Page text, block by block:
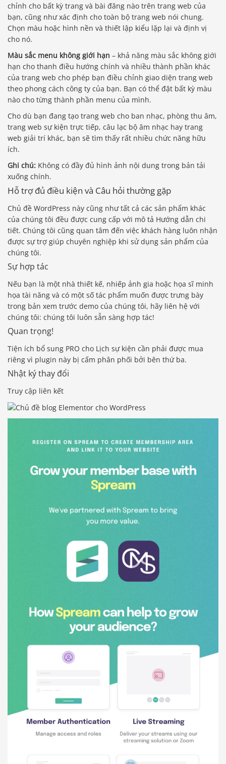
chỉnh cho bất kỳ trang và bài đăng nào trên trang web của
bạn, cũng như xác định cho toàn bộ trang web nói chung.
Chọn màu hoặc hình nền và thiết lập kiểu lặp lại và định vị
cho nó.
Màu sắc menu không giới hạn – khả năng màu sắc không giới
hạn cho thanh điều hướng chính và nhiều thành phần khác
của trang web cho phép bạn điều chỉnh giao diện trang web
theo phong cách công ty của bạn. Bạn có thể đặt bất kỳ màu
nào cho từng thành phần menu của mình.
Cho dù bạn đang tạo trang web cho ban nhạc, phòng thu âm,
trang web sự kiện trực tiếp, câu lạc bộ âm nhạc hay trang
web giải trí khác, bạn sẽ tìm thấy rất nhiều chức năng hữu
ích.
Ghi chú: Không có đầy đủ hình ảnh nội dung trong bản tải
xuống chính.
Hỗ trợ đủ điều kiện và Câu hỏi thường gặp
Chủ đề WordPress này cũng như tất cả các sản phẩm khác
của chúng tôi đều được cung cấp với mô tả Hướng dẫn chi
tiết. Chúng tôi cũng quan tâm đến việc khách hàng luôn nhận
được sự trợ giúp chuyên nghiệp khi sử dụng sản phẩm của
chúng tôi.
Sự hợp tác
Nếu bạn là một nhà thiết kế, nhiếp ảnh gia hoặc họa sĩ minh
họa tài năng và có một số tác phẩm muốn được trưng bày
trong bản xem trước demo của chúng tôi, hãy liên hệ với
chúng tôi: chúng tôi luôn sẵn sàng hợp tác!
Quan trọng!
Tiện ích bổ sung PRO cho Lịch sự kiện cần phải được mua
riêng vì plugin này bị cấm phân phối bởi bên thứ ba.
Nhật ký thay đổi
Truy cập liên kết